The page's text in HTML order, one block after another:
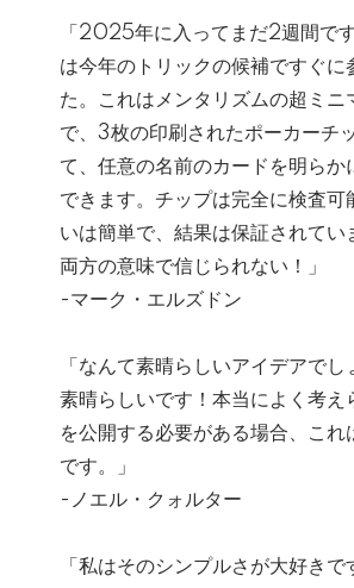
「2025年に入ってまだ2週間で
は今年のトリックの候補ですぐに
た。これはメンタリズムの超ミニ
で、3枚の印刷されたポーカーチ
て、任意の名前のカードを明らか
できます。チップは完全に検査可
いは簡単で、結果は保証されてい
両方の意味で信じられない！」
-マーク・エルズドン
「なんて素晴らしいアイデアでし
素晴らしいです！本当によく考え
を公開する必要がある場合、これ
です。」
-ノエル・クォルター
「私はそのシンプルさが大好き